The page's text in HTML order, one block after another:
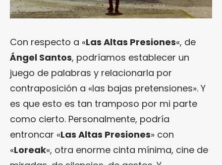
Con respecto a «Las Altas Presiones«, de
Ángel Santos, podríamos establecer un
juego de palabras y relacionarla por
contraposición a «las bajas pretensiones». Y
es que esto es tan tramposo por mi parte
como cierto. Personalmente, podría
entroncar «Las Altas Presiones» con
«Loreak«, otra enorme cinta mínima, cine de